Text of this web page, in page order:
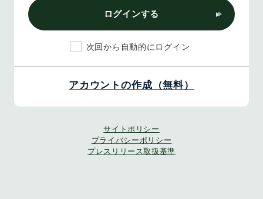
ログインする
次回から自動的にログイン
アカウントの作成（無料）
サイトポリシー
プライバシーポリシー
プレスリリース取扱基準